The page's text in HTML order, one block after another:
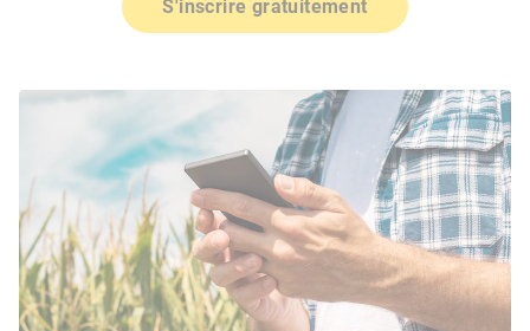
S'inscrire gratuitement